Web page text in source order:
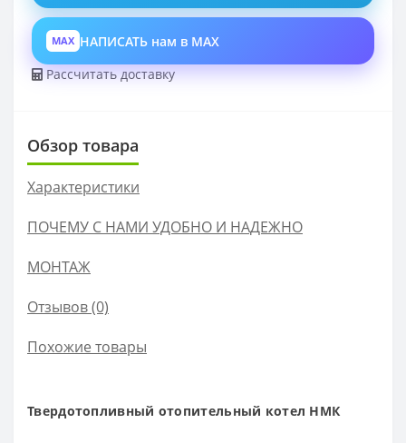
MAX НАПИСАТЬ нам в MAX
Рассчитать доставку
Обзор товара
Характеристики
ПОЧЕМУ С НАМИ УДОБНО И НАДЕЖНО
МОНТАЖ
Отзывов (0)
Похожие товары
Твердотопливный отопительный котел НМК